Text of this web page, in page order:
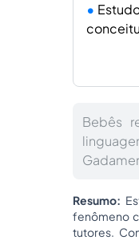
Bebês
Resumo:
fenômeno
tutores.